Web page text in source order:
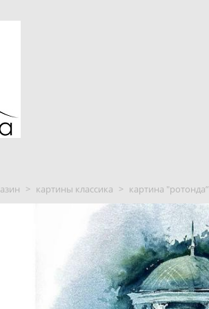
> картины классика > картина "ротонда”